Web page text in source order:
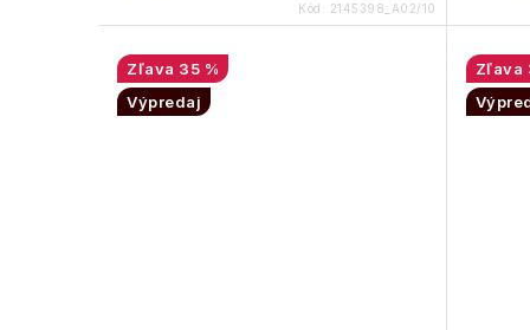
Kód: 2145398_A02/10
35 %
Výpredaj